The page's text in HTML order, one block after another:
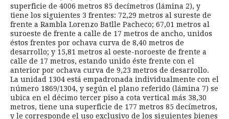
superficie de 4006 metros 85 decímetros (lámina 2), y
tiene los siguientes 3 frentes: 72,29 metros al sureste de
frente a Rambla Lorenzo Batlle Pacheco; 67,01 metros al
suroeste de frente a calle de 17 metros de ancho, unidos
éstos frentes por ochava curva de 8,40 metros de
desarrollo; y 15,81 metros al oeste-noroeste de frente a
calle de 17 metros, estando unido éste frente con el
anterior por ochava curva de 9,23 metros de desarrollo.
La unidad 1304 está empadronada individualmente con el
número 1869/1304, y según el plano referido (lámina 7) se
ubica en el décimo tercer piso a cota vertical más 38,30
metros, tiene una superficie de 177 metros 85 decímetros,
y le corresponde el uso exclusivo de los siguientes bienes